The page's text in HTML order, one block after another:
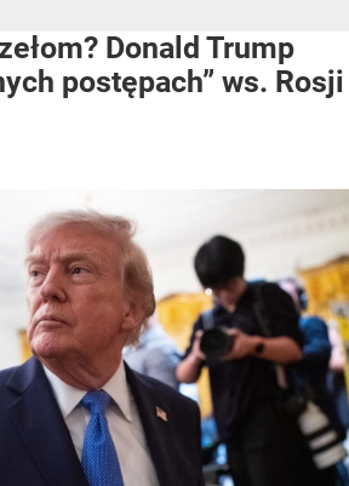
Donald Trump
postępach” ws. Rosji